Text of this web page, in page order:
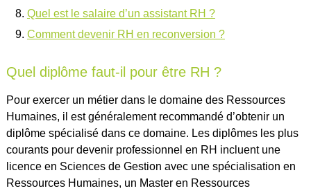
Quel est le salaire d’un assistant RH ?
Comment devenir RH en reconversion ?
Quel diplôme faut-il pour être RH ?
Pour exercer un métier dans le domaine des Ressources
Humaines, il est généralement recommandé d’obtenir un
diplôme spécialisé dans ce domaine. Les diplômes les plus
courants pour devenir professionnel en RH incluent une
licence en Sciences de Gestion avec une spécialisation en
Ressources Humaines, un Master en Ressources